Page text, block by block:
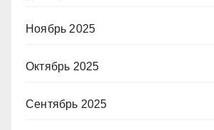
Ноябрь 2025
Октябрь 2025
Сентябрь 2025